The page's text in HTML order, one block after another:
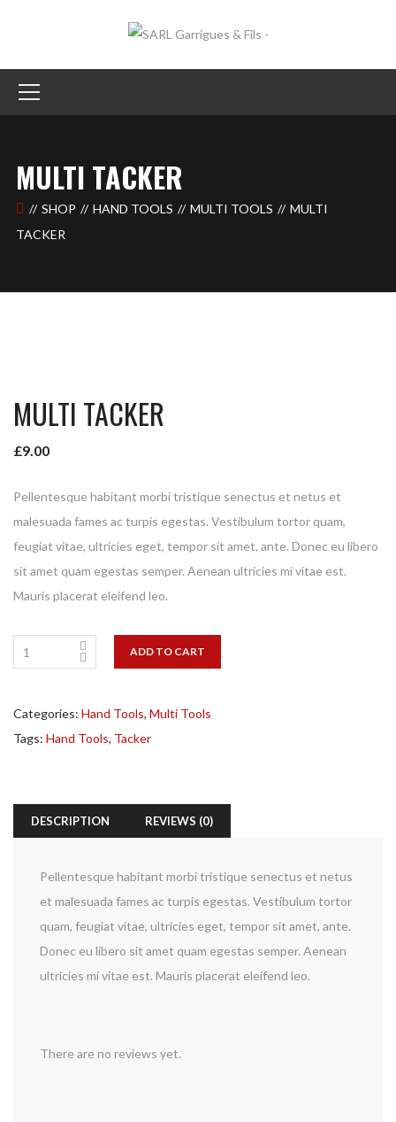
MULTI TACKER
SHOP HAND TOOLS MULTI TOOLS
MULTI
TACKER
MULTI TACKER
£9.00
Pellentesque habitant morbi tristique senectus et netus et
malesuada fames ac turpis egestas. Vestibulum tortor quam,
feugiat vitae, ultricies eget, tempor sit amet, ante. Donec eu libero
sit amet quam egestas semper. Aenean ultricies mi vitae est.
Mauris placerat eleifend leo.
ADD TO CART
Categories: Hand Tools, Multi Tools
Tags: Hand Tools, Tacker
DESCRIPTION REVIEWS (0)
Pellentesque habitant morbi tristique senectus et netus
et malesuada fames ac turpis egestas. Vestibulum tortor
quam, feugiat vitae, ultricies eget, tempor sit amet, ante.
Donec eu libero sit amet quam egestas semper. Aenean
ultricies mi vitae est. Mauris placerat eleifend leo.
There are no reviews yet.